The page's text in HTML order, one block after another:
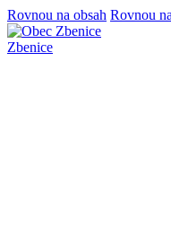
Rovnou na obsah Rovnou
Zbenice